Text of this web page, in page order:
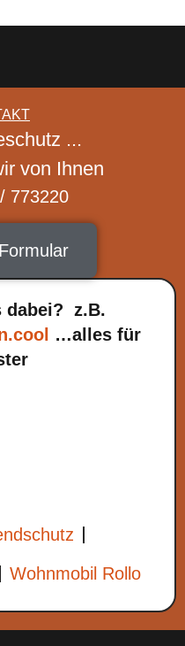
...
von Ihnen
773220
dabei? z.B.
…alles für
Wohnmobil Rollo